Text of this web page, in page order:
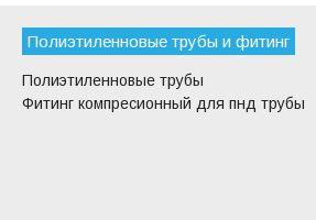
Полиэтиленновые трубы и фитинг
Полиэтиленновые трубы
Фитинг компресионный для пнд трубы